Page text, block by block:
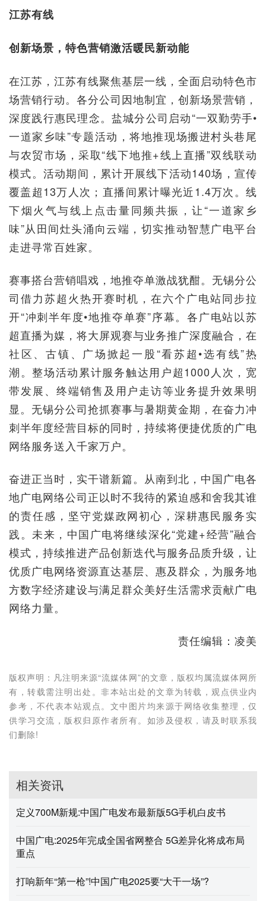
江苏有线
创新场景，特色营销激活暖民新动能
在江苏，江苏有线聚焦基层一线，全面启动特色市
场营销行动。各分公司因地制宜，创新场景营销，
深度践行惠民理念。盐城分公司启动“一双勤劳手•
一道家乡味”专题活动，将地推现场搬进村头巷尾
与农贸市场，采取“线下地推+线上直播”双线联动
模式。活动期间，累计开展线下活动140场，宣传
覆盖超13万人次；直播间累计曝光近1.4万次。线
下烟火气与线上点击量同频共振，让“一道家乡
味”从田间灶头涌向云端，切实推动智慧广电平台
走进寻常百姓家。
赛事搭台营销唱戏，地推夺单激战犹酣。无锡分公
司借力苏超火热开赛时机，在六个广电站同步拉
开“冲刺半年度•地推夺单赛”序幕。各广电站以苏
超直播为媒，将大屏观赛与业务推广深度融合，在
社区、古镇、广场掀起一股“看苏超•选有线”热
潮。整场活动累计服务触达用户超1000人次，宽
带发展、终端销售及用户走访等业务提升效果明
显。无锡分公司抢抓赛事与暑期黄金期，在奋力冲
刺半年度经营目标的同时，持续将便捷优质的广电
网络服务送入千家万户。
奋进正当时，实干谱新篇。从南到北，中国广电各
地广电网络公司正以时不我待的紧迫感和舍我其谁
的责任感，坚守党媒政网初心，深耕惠民服务实
践。未来，中国广电将继续深化“党建+经营”融合
模式，持续推进产品创新迭代与服务品质升级，让
优质广电网络资源直达基层、惠及群众，为服务地
方数字经济建设与满足群众美好生活需求贡献广电
网络力量。
责任编辑：凌美
版权声明：凡注明来源“流媒体网”的文章，版权均属流媒体网所
有，转载需注明出处。非本站出处的文章为转载，观点供业内
参考，不代表本站观点。文中图片均来源于网络收集整理，仅
供学习交流，版权归原作者所有。如涉及侵权，请及时联系我
们删除!
相关资讯
定义700M新规:中国广电发布最新版5G手机白皮书
中国广电:2025年完成全国省网整合 5G差异化将成布局
重点
打响新年“第一枪”!中国广电2025要“大干一场”?